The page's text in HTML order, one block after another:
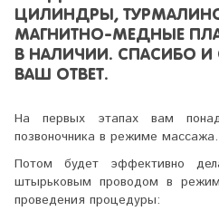
ЦИЛИНДРЫ,
МАГНИТНО-МЕДНЫЕ
В НАЛИЧИИ. СПАСИБО
ВАШ ОТВЕТ.
На первых этапах вам
позвоночника в режиме массажа.
Потом будет эффективно
штырьковым проводом в
проведения процедуры: